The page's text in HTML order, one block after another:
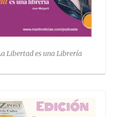
Libertad es una Librería